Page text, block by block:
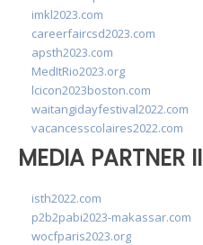
imkl2023.com
careerfaircsd2023.com
apsth2023.com
MedItRio2023.org
lcicon2023boston.com
waitangidayfestival2022.com
vacancesscolaires2022.com
MEDIA PARTNER II
isth2022.com
p2b2pabi2023-makassar.com
wocfparis2023.org